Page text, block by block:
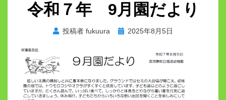
令和７年 9月園だより
投稿者 fukuura
投 2025年8月5日